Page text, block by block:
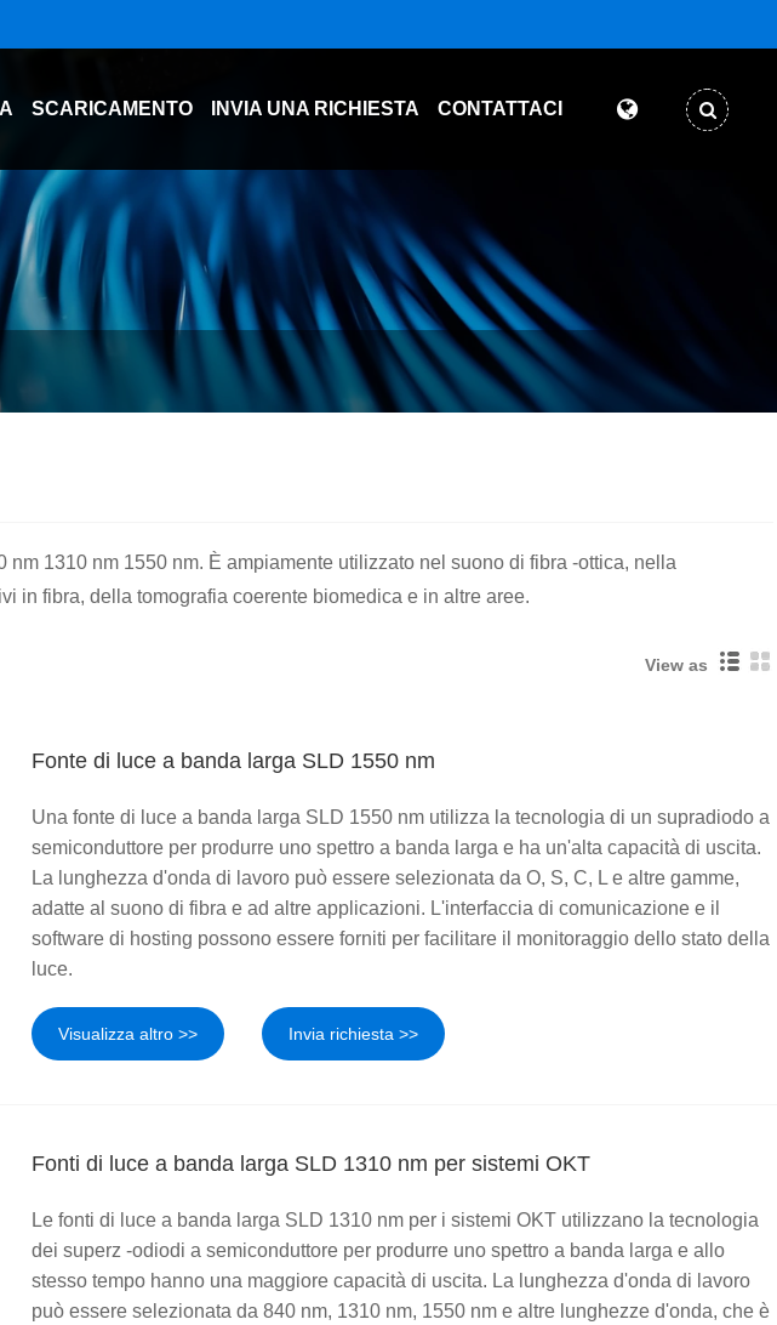
SCARICAMENTO INVIA UNA RICHIESTA CONTATTACI
nm 1310 nm 1550 nm. È ampiamente utilizzato nel suono di fibra -ottica, nella
in ​​fibra, della tomografia coerente biomedica e in altre aree.
View as
Fonte di luce a banda larga SLD 1550 nm
Una fonte di luce a banda larga SLD 1550 nm utilizza la tecnologia di un supradiodo a
semiconduttore per produrre uno spettro a banda larga e ha un'alta capacità di uscita.
La lunghezza d'onda di lavoro può essere selezionata da O, S, C, L e altre gamme,
adatte al suono di fibra e ad altre applicazioni. L'interfaccia di comunicazione e il
software di hosting possono essere forniti per facilitare il monitoraggio dello stato della
luce.
Visualizza altro >> Invia richiesta >>
Fonti di luce a banda larga SLD 1310 nm per sistemi OKT
Le fonti di luce a banda larga SLD 1310 nm per i sistemi OKT utilizzano la tecnologia
dei superz -odiodi a semiconduttore per produrre uno spettro a banda larga e allo
stesso tempo hanno una maggiore capacità di uscita. La lunghezza d'onda di lavoro
può essere selezionata da 840 nm, 1310 nm, 1550 nm e altre lunghezze d'onda, che è